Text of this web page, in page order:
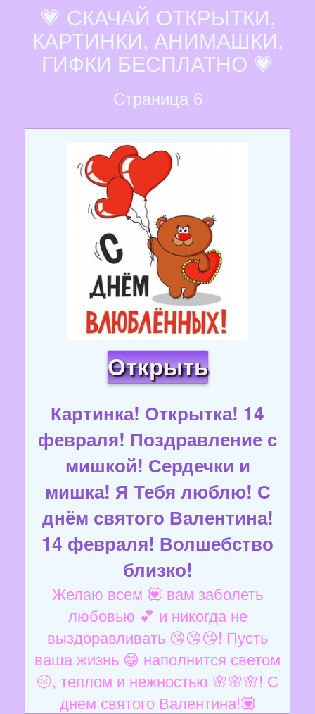
💗 СКАЧАЙ ОТКРЫТКИ,
КАРТИНКИ, АНИМАШКИ,
ГИФКИ БЕСПЛАТНО 💗
Страница 6
Открыть
Картинка! Открытка! 14
февраля! Поздравление с
мишкой! Сердечки и
мишка! Я Тебя люблю! С
днём святого Валентина!
14 февраля! Волшебство
близко!
Желаю всем 💟 вам заболеть
любовью 💕 и никогда не
выздоравливать 😘😘😘! Пусть
ваша жизнь 😁 наполнится светом
🌝, теплом и нежностью 🌸🌸🌸! С
днем святого Валентина!💟